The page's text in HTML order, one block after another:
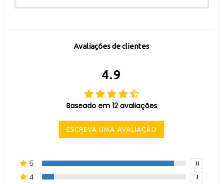
Avaliações de clientes
4.9
Baseado em 12 avaliações
ESCREVA UMA AVALIAÇÃO
5 11
4 1